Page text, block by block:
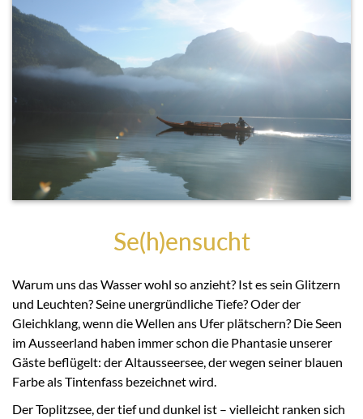
Se(h)ensucht
Warum uns das Wasser wohl so anzieht? Ist es sein Glitzern
und Leuchten? Seine unergründliche Tiefe? Oder der
Gleichklang, wenn die Wellen ans Ufer plätschern? Die Seen
im Ausseerland haben immer schon die Phantasie unserer
Gäste beflügelt: der Altausseersee, der wegen seiner blauen
Farbe als Tintenfass bezeichnet wird.
Der Toplitzsee, der tief und dunkel ist – vielleicht ranken sich